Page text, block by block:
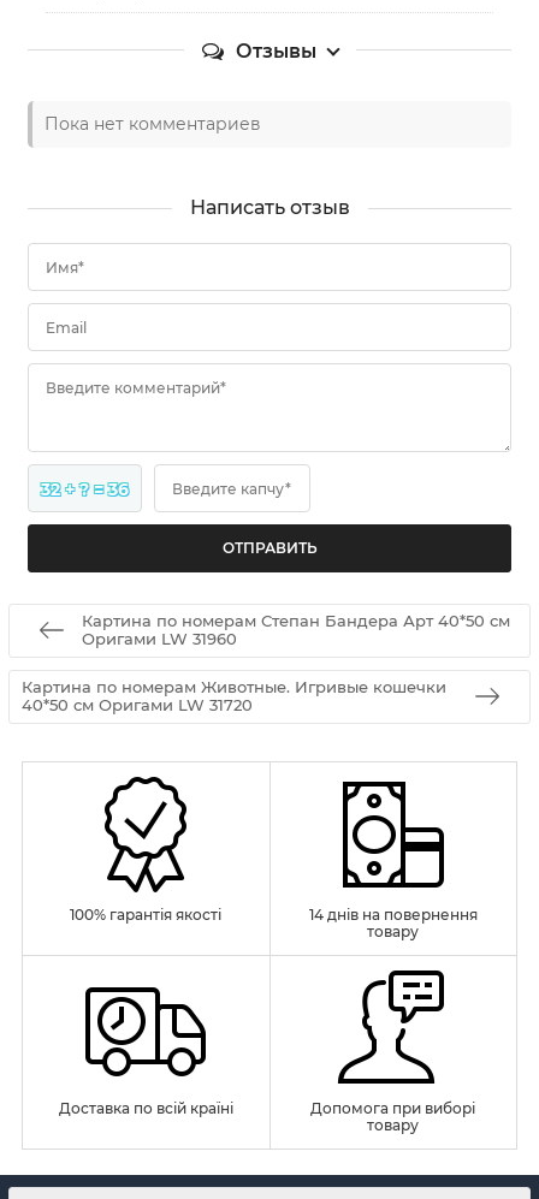
Отзывы
Пока нет комментариев
Написать отзыв
Имя*
Email
Введите комментарий*
32 + ? = 36 Введите капчу*
Картина по номерам Степан Бандера Арт 40*50 см
Оригами LW 31960
Картина по номерам Животные. Игривые кошечки
40*50 см Оригами LW 31720
100% гарантія якості
14 днів на повернення
товару
Доставка по всій країні
Допомога при виборі
товару